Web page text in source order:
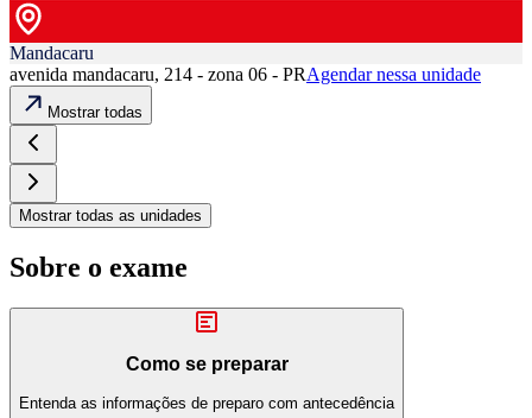
Mandacaru
avenida mandacaru, 214 - zona 06 - PRAgendar nessa unidade
Mostrar todas
Mostrar todas as unidades
Sobre o exame
Como se preparar
Entenda as informações de preparo com antecedência